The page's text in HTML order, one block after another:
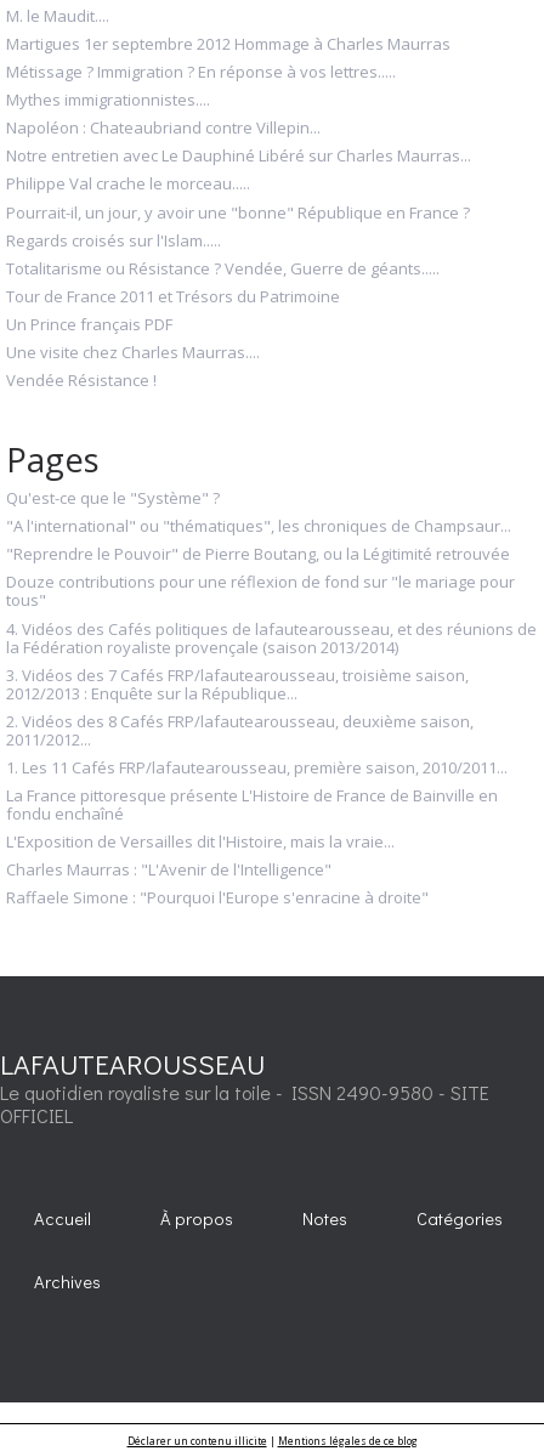
M. le Maudit....
Martigues 1er septembre 2012 Hommage à Charles Maurras
Métissage ? Immigration ? En réponse à vos lettres.....
Mythes immigrationnistes....
Napoléon : Chateaubriand contre Villepin...
Notre entretien avec Le Dauphiné Libéré sur Charles Maurras...
Philippe Val crache le morceau.....
Pourrait-il, un jour, y avoir une "bonne" République en France ?
Regards croisés sur l'Islam.....
Totalitarisme ou Résistance ? Vendée, Guerre de géants.....
Tour de France 2011 et Trésors du Patrimoine
Un Prince français PDF
Une visite chez Charles Maurras....
Vendée Résistance !
Pages
Qu'est-ce que le "Système" ?
"A l'international" ou "thématiques", les chroniques de Champsaur...
"Reprendre le Pouvoir" de Pierre Boutang, ou la Légitimité retrouvée
Douze contributions pour une réflexion de fond sur "le mariage pour
tous"
4. Vidéos des Cafés politiques de lafautearousseau, et des réunions de
la Fédération royaliste provençale (saison 2013/2014)
3. Vidéos des 7 Cafés FRP/lafautearousseau, troisième saison,
2012/2013 : Enquête sur la République...
2. Vidéos des 8 Cafés FRP/lafautearousseau, deuxième saison,
2011/2012...
1. Les 11 Cafés FRP/lafautearousseau, première saison, 2010/2011...
La France pittoresque présente L'Histoire de France de Bainville en
fondu enchaîné
L'Exposition de Versailles dit l'Histoire, mais la vraie...
Charles Maurras : "L'Avenir de l'Intelligence"
Raffaele Simone : "Pourquoi l'Europe s'enracine à droite"
LAFAUTEAROUSSEAU
Le quotidien royaliste sur la toile - ISSN 2490-9580 - SITE
OFFICIEL
Accueil À propos Notes Catégories
Archives
Déclarer un contenu illicite| Mentions légales de ce blog